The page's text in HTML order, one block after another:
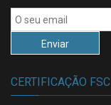
CERTIFICAÇÃO FSC